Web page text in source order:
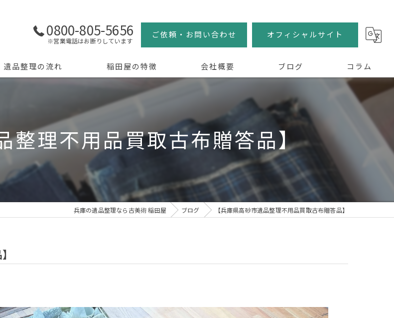
0800-805-5656
※営業電話はお断りしています
ご依頼・お問い合わせ オフィシャルサイト
遺品整理の流れ 稲田屋の特徴
骨董品
美術品
京都の遺品整理
会社概要 ブログ コラム
整理不用品買取古布贈答品】
兵庫の遺品整理なら古美術 稲田屋 ブログ 【兵庫県高砂市遺品整理不用品買取古布贈答品】